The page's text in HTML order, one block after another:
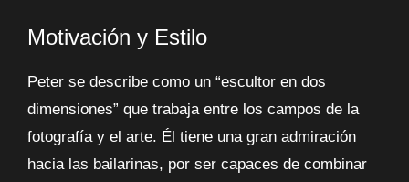
Motivación y Estilo
Peter se describe como un “escultor en dos
dimensiones” que trabaja entre los campos de la
fotografía y el arte. Él tiene una gran admiración
hacia las bailarinas, por ser capaces de combinar